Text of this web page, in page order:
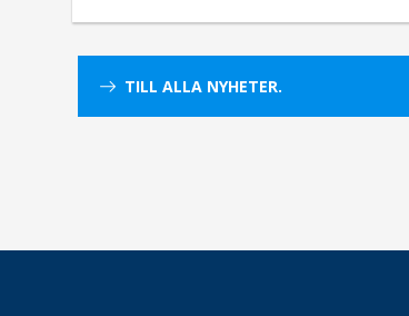
TILL ALLA NYHETER.